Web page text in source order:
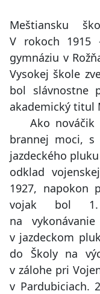
Meštiansku
V rokoch 1915
gymnáziu v
Vysokej škole
bol slávnostne
akademický titul
Ako nováčik
brannej moci, s
jazdeckého
odklad
1927, napokon
vojak bol 1.
na
v jazdeckom
do Školy na
v zálohe pri
v Pardubiciach.